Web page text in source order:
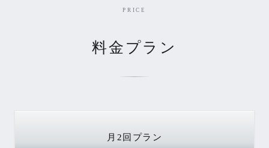
PRICE
料金プラン
月2回 プラン